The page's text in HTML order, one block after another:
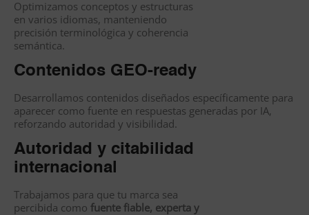
Optimizamos conceptos y estructuras
en varios idiomas, manteniendo
precisión terminológica y coherencia
semántica.
Contenidos GEO-ready
Desarrollamos contenidos diseñados específicamente para
aparecer como fuente en respuestas generadas por IA,
reforzando autoridad y visibilidad.
Autoridad y citabilidad
internacional
Trabajamos para que tu marca sea
percibida como fuente fiable, experta y